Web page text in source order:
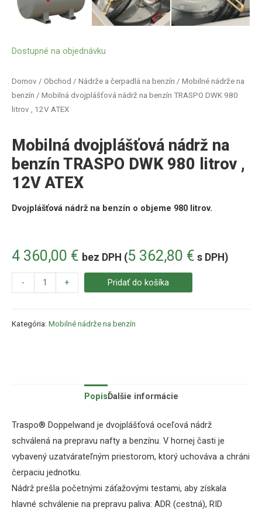
Domov / Obchod / Nádrže a čerpadlá na benzín / Mobilné nádrže na
benzín / Mobilná dvojplášťová nádrž na benzín TRASPO DWK 980
litrov , 12V ATEX
Mobilná dvojplášťová nádrž na
benzín TRASPO DWK 980 litrov ,
12V ATEX
4 360,00 € bez DPH (5 362,80 € s DPH)
Dvojplášťová nádrž na benzín o objeme 980 litrov.
Dostupné na objednávku
- + Pridať do košíka
Kategória: Mobilné nádrže na benzín
PopisĎalšie informácie
Traspo® Doppelwand je dvojplášťová oceľová nádrž
schválená na prepravu nafty a benzínu. V hornej časti je
vybavený uzatvárateľným priestorom, ktorý uchováva a chráni
čerpaciu jednotku.
Nádrž prešla početnými záťažovými testami, aby získala
hlavné schválenie na prepravu paliva: ADR (cestná), RID